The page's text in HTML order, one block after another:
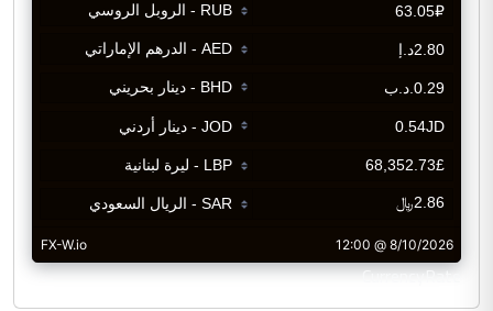
CurrencyRate